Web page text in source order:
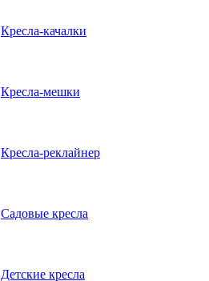
Кресла-качалки
Кресла-мешки
Кресла-реклайнер
Садовые кресла
Детские кресла